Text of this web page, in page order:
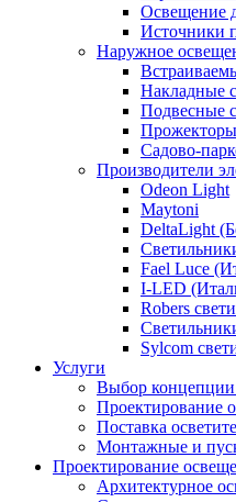
Освещение
Источники
Наружное
Накладные
Подвесные
Прожекторы
Садово-
Производители
Odeon Light
Maytoni
DeltaLight
Fael Luce
I-LED
Robers
Sylcom
Услуги
Выбор
Проектирование
Поставка
Монтажные и
Проектирование
Архитектурное